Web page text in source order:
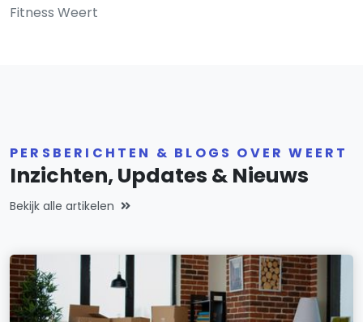
Fitness Weert
PERSBERICHTEN & BLOGS OVER WEERT
Inzichten, Updates & Nieuws
Bekijk alle artikelen